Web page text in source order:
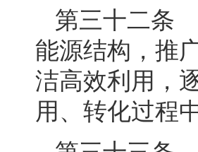
第三十二条
能源结构，推
洁高效利用，
用、转化过程